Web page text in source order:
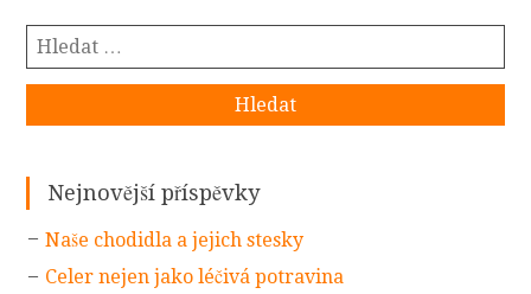
Sidebar
Vyhledávání
Nejnovější příspěvky
Naše chodidla a jejich stesky
Celer nejen jako léčivá potravina